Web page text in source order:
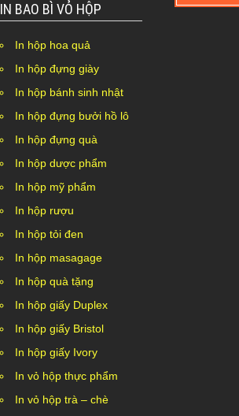
IN BAO BÌ VỎ HỘP
In hộp hoa quả
In hộp đựng giày
In hộp bánh sinh nhật
In hộp đựng bưởi hồ lô
In hộp đựng quà
In hộp dược phẩm
In hộp mỹ phẩm
In hộp rượu
In hộp tỏi đen
In hộp masagage
In hộp quà tặng
In hộp giấy Duplex
In hộp giấy Bristol
In hộp giấy Ivory
In vỏ hộp thực phẩm
In vỏ hộp trà – chè